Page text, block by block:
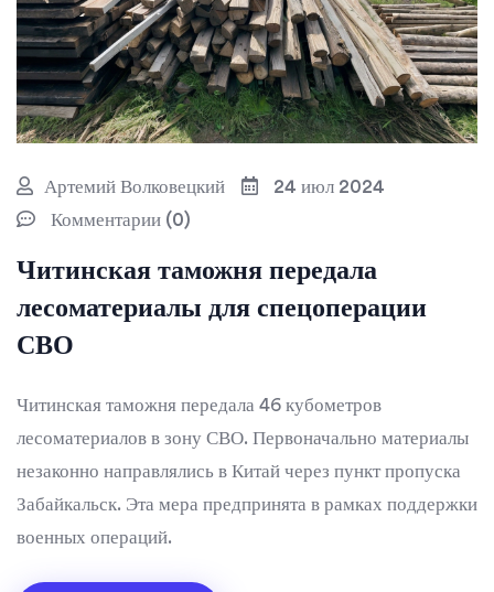
Артемий Волковецкий
24 июл 2024
Комментарии (0)
Читинская таможня передала
лесоматериалы для спецоперации
СВО
Читинская таможня передала 46 кубометров
лесоматериалов в зону СВО. Первоначально материалы
незаконно направлялись в Китай через пункт пропуска
Забайкальск. Эта мера предпринята в рамках поддержки
военных операций.